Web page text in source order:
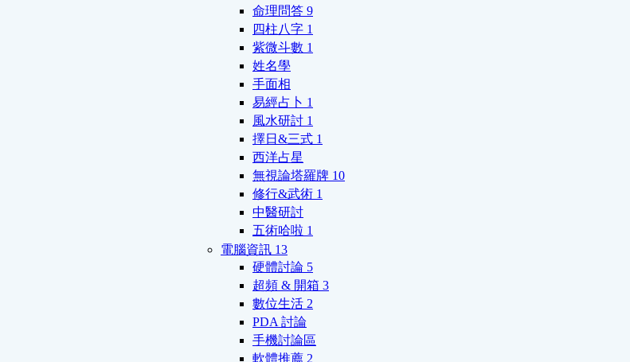
命理問答 9
四柱八字 1
紫微斗數 1
姓名學
手面相
易經占卜 1
風水研討 1
擇日&三式 1
西洋占星
無視論塔羅牌 10
修行&武術 1
中醫研討
五術哈啦 1
電腦資訊 13
硬體討論 5
超頻 & 開箱 3
數位生活 2
PDA 討論
手機討論區
軟體推薦 2